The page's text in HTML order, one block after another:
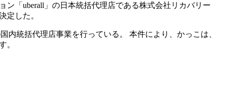
ン「uberall」の日本統括代理店である株式会社リカバリー
定した。
内統括代理店事業を行っている。 本件により、かっこは、
。